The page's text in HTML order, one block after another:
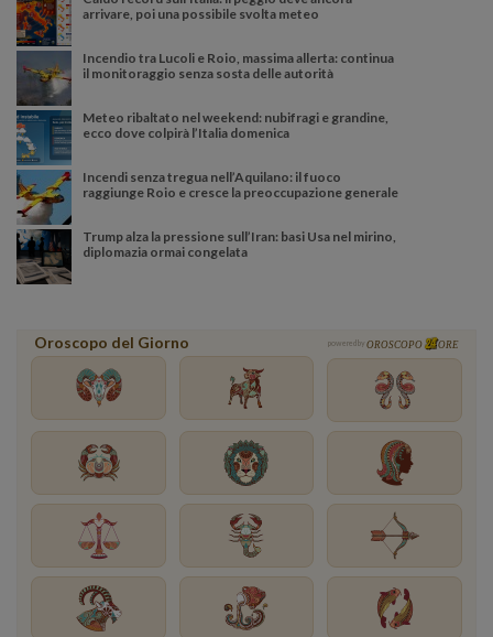
arrivare, poi una possibile svolta meteo
Incendio tra Lucoli e Roio, massima allerta: continua
il monitoraggio senza sosta delle autorità
Meteo ribaltato nel weekend: nubifragi e grandine,
ecco dove colpirà l’Italia domenica
Incendi senza tregua nell’Aquilano: il fuoco
raggiunge Roio e cresce la preoccupazione generale
Trump alza la pressione sull’Iran: basi Usa nel mirino,
diplomazia ormai congelata
Oroscopo del Giorno powered by OROSCOPO ORE